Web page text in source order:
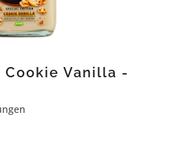
Vanilla -
von 4.5 von 5 Sternen